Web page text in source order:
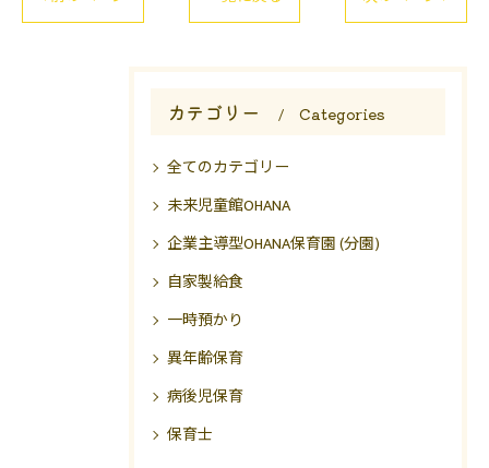
カテゴリー Categories
全てのカテゴリー
未来児童館OHANA
企業主導型OHANA保育園 (分園)
自家製給食
一時預かり
異年齢保育
病後児保育
保育士